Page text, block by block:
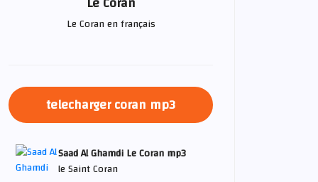
Le Coran en français
telecharger coran mp3
Saad Al Ghamdi Le Coran mp3
le Saint Coran